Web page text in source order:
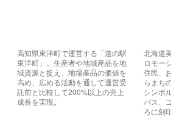
高知県東洋町で運営する「道の駅
東洋町」。生産者や地域産品を地
域資源と捉え、地場産品の価値を
高め、広める活動を通して運営受
託前と比較して200%以上の売上
成長を実現。
北海道
ロモー
住民、
らまち
シンボ
バス、
ろに刻